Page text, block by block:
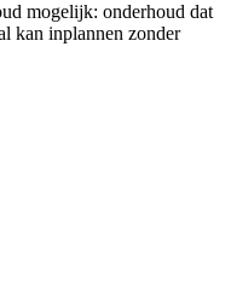
mogelijk: onderhoud dat
kan inplannen zonder